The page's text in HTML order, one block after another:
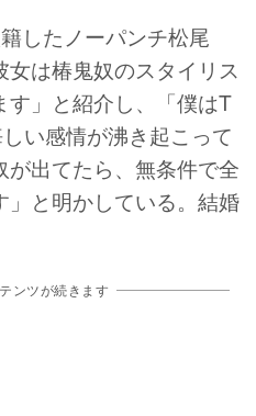
したノーパンチ松尾
は椿鬼奴のスタイリス
す」と紹介し、「僕はT
い感情が沸き起こって
が出てたら、無条件で全
と明かしている。結婚
ンツが続きます